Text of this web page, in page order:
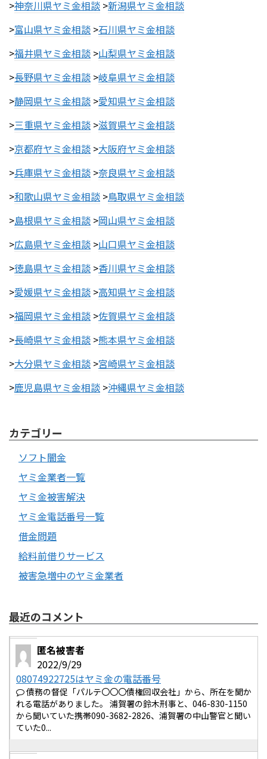
>神奈川県ヤミ金相談 >新潟県ヤミ金相談
>富山県ヤミ金相談 >石川県ヤミ金相談
>福井県ヤミ金相談 >山梨県ヤミ金相談
>長野県ヤミ金相談 >岐阜県ヤミ金相談
>静岡県ヤミ金相談 >愛知県ヤミ金相談
>三重県ヤミ金相談 >滋賀県ヤミ金相談
>京都府ヤミ金相談 >大阪府ヤミ金相談
>兵庫県ヤミ金相談 >奈良県ヤミ金相談
>和歌山県ヤミ金相談 >鳥取県ヤミ金相談
>島根県ヤミ金相談 >岡山県ヤミ金相談
>広島県ヤミ金相談 >山口県ヤミ金相談
>徳島県ヤミ金相談 >香川県ヤミ金相談
>愛媛県ヤミ金相談 >高知県ヤミ金相談
>福岡県ヤミ金相談 >佐賀県ヤミ金相談
>長崎県ヤミ金相談 >熊本県ヤミ金相談
>大分県ヤミ金相談 >宮崎県ヤミ金相談
>鹿児島県ヤミ金相談 >沖縄県ヤミ金相談
カテゴリー
ソフト闇金
ヤミ金業者一覧
ヤミ金被害解決
ヤミ金電話番号一覧
借金問題
給料前借りサービス
被害急増中のヤミ金業者
最近のコメント
匿名被害者
2022/9/29
08074922725はヤミ金の電話番号
債務の督促「パルテ〇〇〇債権回収会社」から、所在を聞か
れる電話がありました。 浦賀署の鈴木刑事と、046-830-1150
から聞いていた携帯090-3682-2826、浦賀署の中山警官と聞い
ていた0...